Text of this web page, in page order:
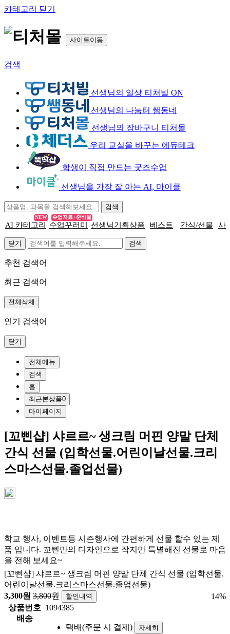
카테고리 닫기
사이트이동
검색
선생님의 일상 티처빌 ON
선생님의 나눔터 쌤동네
선생님의 장바구니 티처몰
우리 교실을 바꾸는 에듀테크
학생이 직접 만드는 굿즈수업
선생님을 가장 잘 아는 AI, 마이클
AI 카테고리
NEW
수업꾸러미
수업자료+준비물
선생님기획상품 베스트 간식/선물 사
닫기
추천 검색어
최근 검색어
전체삭제
인기 검색어
닫기
전체메뉴
검색
홈
최근본상품0
마이페이지
[꼬삔샵] 샤르르~ 생크림 머핀 양말 단체
간식 선물 (입학선물.어린이날선물.크리
스마스선물.졸업선물)
학교 행사, 이벤트등 시즌행사에 간편하게 선물 할수 있는 제
품 입니다. 꼬삔만의 디자인으로 작지만 특별해진 선물로 마음
을 전해 보세요~
[꼬삔샵] 샤르르~ 생크림 머핀 양말 단체 간식 선물 (입학선물.
어린이날선물.크리스마스선물.졸업선물)
3,300원 3,800원 할인내역 14%
상품번호 1094385
배송
택배(주문 시 결제)
자세히